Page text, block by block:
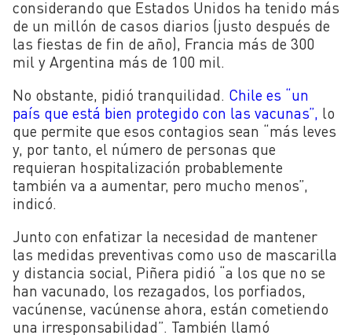
considerando que Estados Unidos ha tenido más
de un millón de casos diarios (justo después de
las fiestas de fin de año), Francia más de 300
mil y Argentina más de 100 mil.
No obstante, pidió tranquilidad. Chile es “un
país que está bien protegido con las vacunas”, lo
que permite que esos contagios sean “más leves
y, por tanto, el número de personas que
requieran hospitalización probablemente
también va a aumentar, pero mucho menos”,
indicó.
Junto con enfatizar la necesidad de mantener
las medidas preventivas como uso de mascarilla
y distancia social, Piñera pidió “a los que no se
han vacunado, los rezagados, los porfiados,
vacúnense, vacúnense ahora, están cometiendo
una irresponsabilidad”. También llamó